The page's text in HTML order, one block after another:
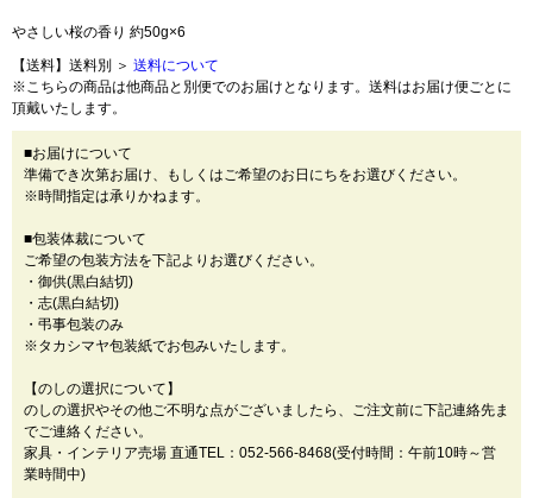
やさしい桜の香り 約50g×6
【送料】送料別 ＞ 送料について
※こちらの商品は他商品と別便でのお届けとなります。送料はお届け便ごとに
頂戴いたします。
■お届けについて
準備でき次第お届け、もしくはご希望のお日にちをお選びください。
※時間指定は承りかねます。
■包装体裁について
ご希望の包装方法を下記よりお選びください。
・御供(黒白結切)
・志(黒白結切)
・弔事包装のみ
※タカシマヤ包装紙でお包みいたします。
【のしの選択について】
のしの選択やその他ご不明な点がございましたら、ご注文前に下記連絡先ま
でご連絡ください。
家具・インテリア売場 直通TEL：052-566-8468(受付時間：午前10時～営
業時間中)